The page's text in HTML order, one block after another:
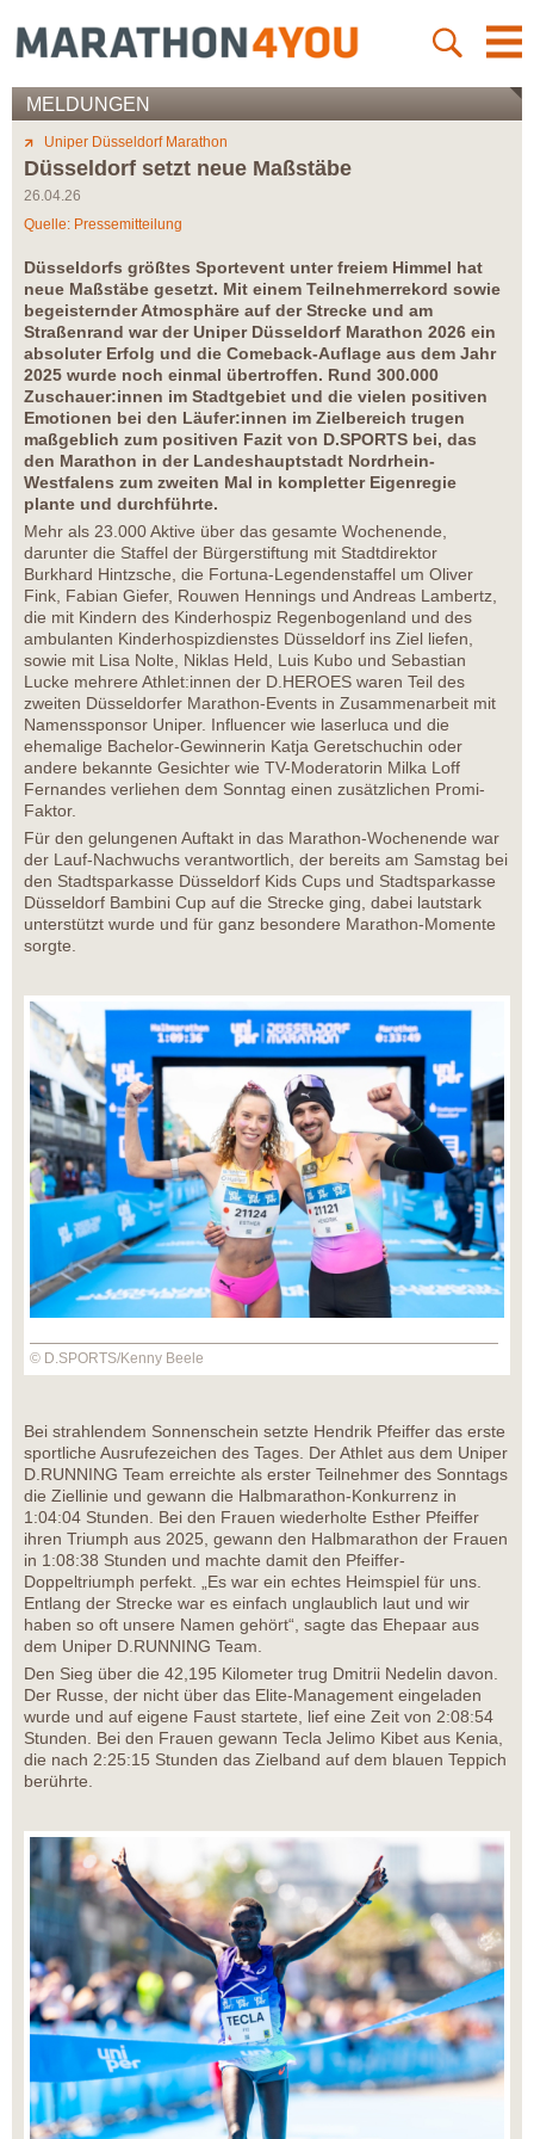
MELDUNGEN
Uniper Düsseldorf Marathon
Düsseldorf setzt neue Maßstäbe
26.04.26
Quelle: Pressemitteilung
Düsseldorfs größtes Sportevent unter freiem Himmel hat
neue Maßstäbe gesetzt. Mit einem Teilnehmerrekord sowie
begeisternder Atmosphäre auf der Strecke und am
Straßenrand war der Uniper Düsseldorf Marathon 2026 ein
absoluter Erfolg und die Comeback-Auflage aus dem Jahr
2025 wurde noch einmal übertroffen. Rund 300.000
Zuschauer:innen im Stadtgebiet und die vielen positiven
Emotionen bei den Läufer:innen im Zielbereich trugen
maßgeblich zum positiven Fazit von D.SPORTS bei, das
den Marathon in der Landeshauptstadt Nordrhein-
Westfalens zum zweiten Mal in kompletter Eigenregie
plante und durchführte.
Mehr als 23.000 Aktive über das gesamte Wochenende,
darunter die Staffel der Bürgerstiftung mit Stadtdirektor
Burkhard Hintzsche, die Fortuna-Legendenstaffel um Oliver
Fink, Fabian Giefer, Rouwen Hennings und Andreas Lambertz,
die mit Kindern des Kinderhospiz Regenbogenland und des
ambulanten Kinderhospizdienstes Düsseldorf ins Ziel liefen,
sowie mit Lisa Nolte, Niklas Held, Luis Kubo und Sebastian
Lucke mehrere Athlet:innen der D.HEROES waren Teil des
zweiten Düsseldorfer Marathon-Events in Zusammenarbeit mit
Namenssponsor Uniper. Influencer wie laserluca und die
ehemalige Bachelor-Gewinnerin Katja Geretschuchin oder
andere bekannte Gesichter wie TV-Moderatorin Milka Loff
Fernandes verliehen dem Sonntag einen zusätzlichen Promi-
Faktor.
Für den gelungenen Auftakt in das Marathon-Wochenende war
der Lauf-Nachwuchs verantwortlich, der bereits am Samstag bei
den Stadtsparkasse Düsseldorf Kids Cups und Stadtsparkasse
Düsseldorf Bambini Cup auf die Strecke ging, dabei lautstark
unterstützt wurde und für ganz besondere Marathon-Momente
sorgte.
© D.SPORTS/Kenny Beele
Bei strahlendem Sonnenschein setzte Hendrik Pfeiffer das erste
sportliche Ausrufezeichen des Tages. Der Athlet aus dem Uniper
D.RUNNING Team erreichte als erster Teilnehmer des Sonntags
die Ziellinie und gewann die Halbmarathon-Konkurrenz in
1:04:04 Stunden. Bei den Frauen wiederholte Esther Pfeiffer
ihren Triumph aus 2025, gewann den Halbmarathon der Frauen
in 1:08:38 Stunden und machte damit den Pfeiffer-
Doppeltriumph perfekt. „Es war ein echtes Heimspiel für uns.
Entlang der Strecke war es einfach unglaublich laut und wir
haben so oft unsere Namen gehört“, sagte das Ehepaar aus
dem Uniper D.RUNNING Team.
Den Sieg über die 42,195 Kilometer trug Dmitrii Nedelin davon.
Der Russe, der nicht über das Elite-Management eingeladen
wurde und auf eigene Faust startete, lief eine Zeit von 2:08:54
Stunden. Bei den Frauen gewann Tecla Jelimo Kibet aus Kenia,
die nach 2:25:15 Stunden das Zielband auf dem blauen Teppich
berührte.